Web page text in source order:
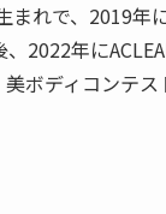
まれで、2019
2022年に
ボディコンテ